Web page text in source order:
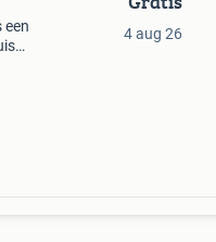
een
4 aug 26